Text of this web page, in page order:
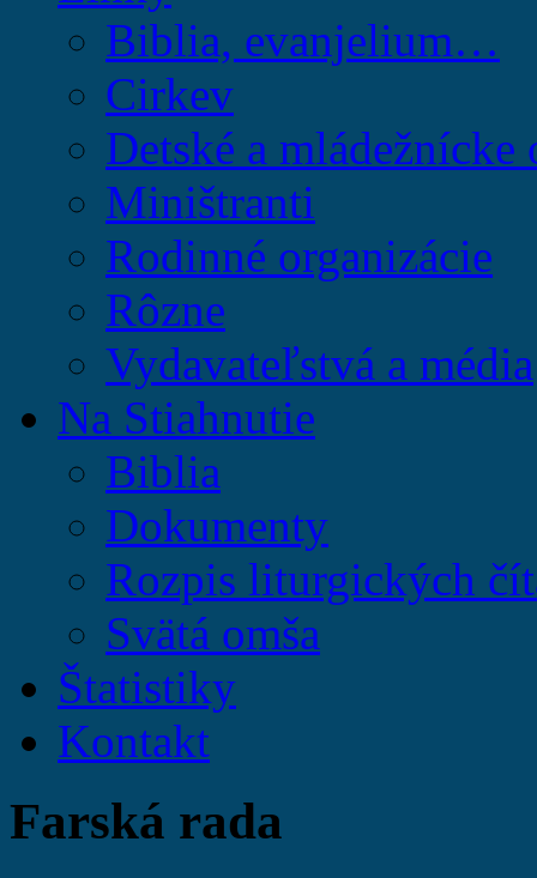
Biblia, evanjelium…
Cirkev
Detské a mládežnícke
Miništranti
Rodinné organizácie
Rôzne
Vydavateľstvá a média
Na Stiahnutie
Biblia
Dokumenty
Rozpis liturgických
Svätá omša
Štatistiky
Kontakt
Farská rada